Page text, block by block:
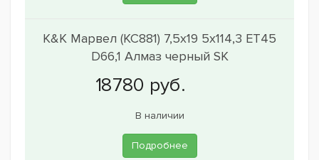
K&K Марвел (КС881) 7,5x19 5x114,3 ET45
D66,1 Алмаз черный SK
В наличии
Подробнее